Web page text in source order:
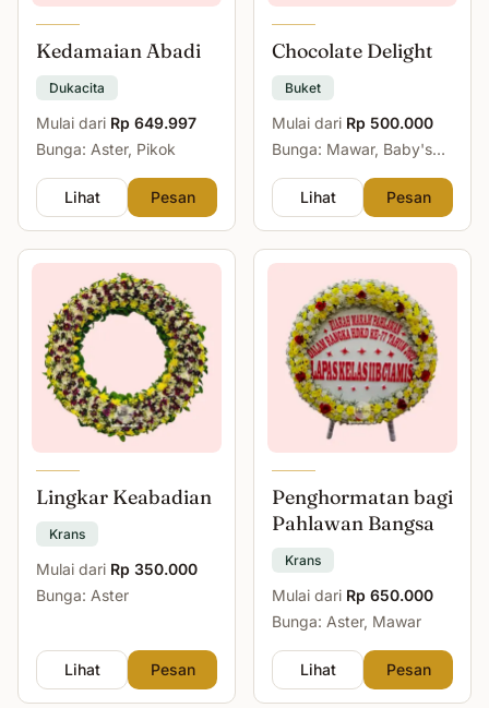
Kedamaian Abadi
Dukacita
Mulai dari Rp 649.997
Bunga: Aster, Pikok
Lihat Pesan
Chocolate Delight
Buket
Mulai dari Rp 500.000
Bunga: Mawar, Baby's
Lihat
Pesan
Lingkar Keabadian
Krans
Mulai dari Rp 350.000
Bunga: Aster
Lihat Pesan
Penghormatan bagi
Pahlawan Bangsa
Krans
Mulai dari Rp 650.000
Bunga: Aster, Mawar
Lihat Pesan